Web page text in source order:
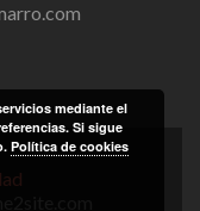
mediante el
Si sigue
Política de cookies